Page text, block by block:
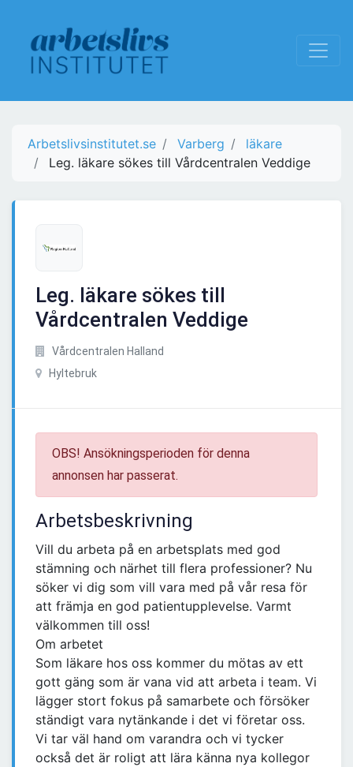
Arbetslivsinstitutet.se Varberg
läkare
Leg. läkare sökes till Vårdcentralen Veddige
Leg. läkare sökes till
Vårdcentralen Veddige
Vårdcentralen Halland
Hyltebruk
OBS! Ansökningsperioden för denna
annonsen har passerat.
Arbetsbeskrivning
Vill du arbeta på en arbetsplats med god
stämning och närhet till flera professioner? Nu
söker vi dig som vill vara med på vår resa för
att främja en god patientupplevelse. Varmt
välkommen till oss!
Om arbetet
Som läkare hos oss kommer du mötas av ett
gott gäng som är vana vid att arbeta i team. Vi
lägger stort fokus på samarbete och försöker
ständigt vara nytänkande i det vi företar oss.
Vi tar väl hand om varandra och vi tycker
också det är roligt att lära känna nya kollegor